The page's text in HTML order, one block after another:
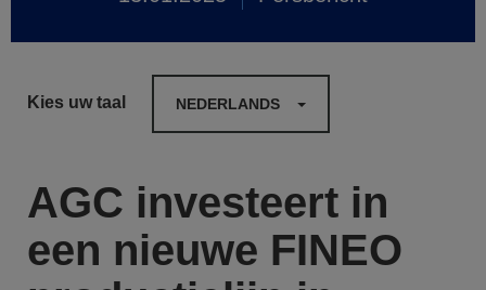
Kies uw taal NEDERLANDS
AGC investeert in
een nieuwe FINEO